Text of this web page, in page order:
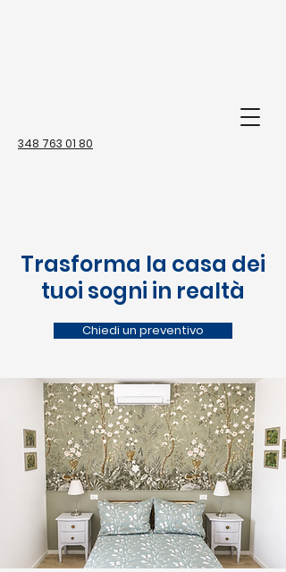
348 763 01 80
Trasforma la casa dei
tuoi sogni in realtà
Chiedi un preventivo